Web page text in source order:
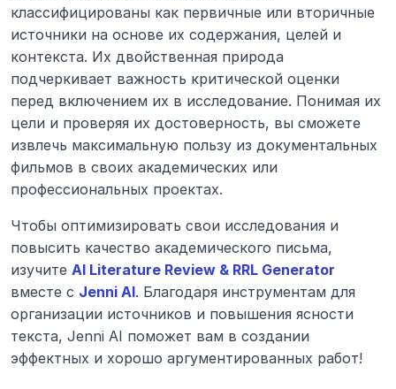
классифицированы как первичные или вторичные
источники на основе их содержания, целей и
контекста. Их двойственная природа
подчеркивает важность критической оценки
перед включением их в исследование. Понимая их
цели и проверяя их достоверность, вы сможете
извлечь максимальную пользу из документальных
фильмов в своих академических или
профессиональных проектах.
Чтобы оптимизировать свои исследования и
повысить качество академического письма,
изучите AI Literature Review & RRL Generator
вместе с Jenni AI. Благодаря инструментам для
организации источников и повышения ясности
текста, Jenni AI поможет вам в создании
эффектных и хорошо аргументированных работ!